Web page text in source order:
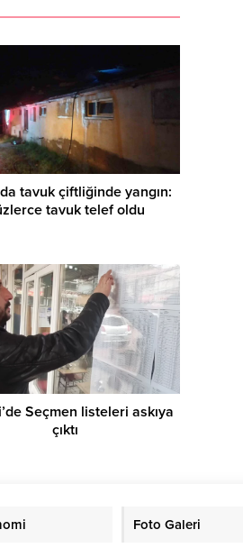
tavuk çiftliğinde yangın:
tavuk telef oldu
Seçmen listeleri askıya
çıktı
Foto Galeri